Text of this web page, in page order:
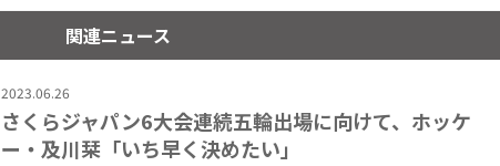
関連ニュース
2023.06.26
さくらジャパン6大会連続五輪出場に向けて、ホッケ
ー・及川栞「いち早く決めたい」